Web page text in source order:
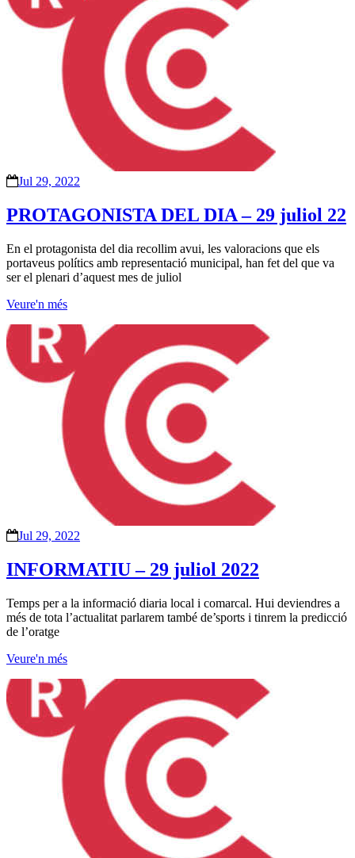
Jul 29, 2022
PROTAGONISTA DEL DIA – 29 juliol 22
En el protagonista del dia recollim avui, les valoracions que els
portaveus polítics amb representació municipal, han fet del que va
ser el plenari d’aquest mes de juliol
Veure'n més
Jul 29, 2022
INFORMATIU – 29 juliol 2022
Temps per a la informació diaria local i comarcal. Hui deviendres a
més de tota l’actualitat parlarem també de’sports i tinrem la predicció
de l’oratge
Veure'n més